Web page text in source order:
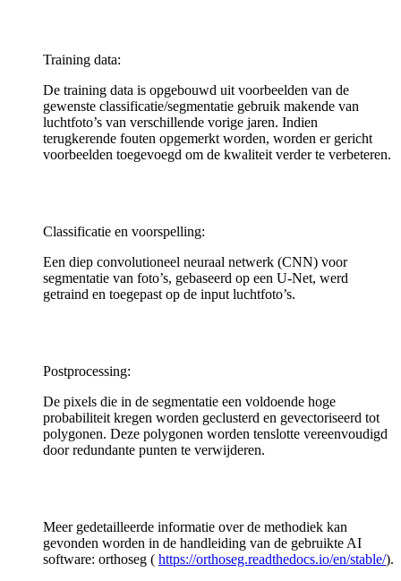
Training data:
De training data is opgebouwd uit voorbeelden van de
gewenste classificatie/segmentatie gebruik makende van
luchtfoto’s van verschillende vorige jaren. Indien
terugkerende fouten opgemerkt worden, worden er gericht
voorbeelden toegevoegd om de kwaliteit verder te verbeteren.
Classificatie en voorspelling:
Een diep convolutioneel neuraal netwerk (CNN) voor
segmentatie van foto’s, gebaseerd op een U-Net, werd
getraind en toegepast op de input luchtfoto’s.
Postprocessing:
De pixels die in de segmentatie een voldoende hoge
probabiliteit kregen worden geclusterd en gevectoriseerd tot
polygonen. Deze polygonen worden tenslotte vereenvoudigd
door redundante punten te verwijderen.
Meer gedetailleerde informatie over de methodiek kan
gevonden worden in de handleiding van de gebruikte AI
software: orthoseg ( https://orthoseg.readthedocs.io/en/stable/).